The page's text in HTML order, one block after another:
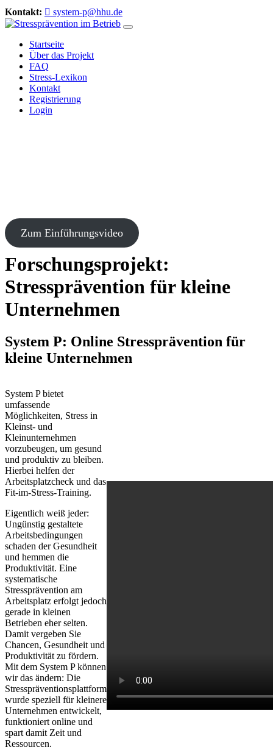
Kontakt: system-p@hhu.de
Startseite
Über das Projekt
FAQ
Stress-Lexikon
Kontakt
Registrierung
Login
Zum Einführungsvideo
Forschungsprojekt:
Stressprävention für kleine
Unternehmen
System P: Online Stressprävention für
kleine Unternehmen
System P bietet
umfassende
Möglichkeiten, Stress in
Kleinst- und
Kleinunternehmen
vorzubeugen, um gesund
und produktiv zu bleiben.
Hierbei helfen der
Arbeitsplatzcheck und das
Fit-im-Stress-Training.
Eigentlich weiß jeder:
Ungünstig gestaltete
Arbeitsbedingungen
schaden der Gesundheit
und hemmen die
Produktivität. Eine
systematische
Stressprävention am
Arbeitsplatz erfolgt jedoch
gerade in kleinen
Betrieben eher selten.
Damit vergeben Sie
Chancen, Gesundheit und
Produktivität zu fördern.
Mit dem System P können
wir das ändern: Die
Stresspräventionsplattform
wurde speziell für kleinere
Unternehmen entwickelt,
funktioniert online und
spart damit Zeit und
Ressourcen.